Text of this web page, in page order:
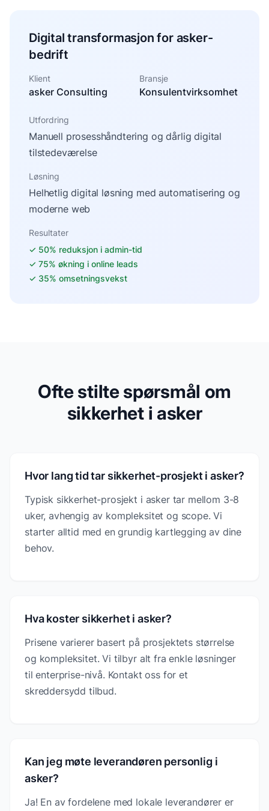
Digital transformasjon for asker-
bedrift
Klient
asker Consulting
Bransje
Konsulentvirksomhet
Utfordring
Manuell prosesshåndtering og dårlig digital
tilstedeværelse
Løsning
Helhetlig digital løsning med automatisering og
moderne web
Resultater
✓ 50% reduksjon i admin-tid
✓ 75% økning i online leads
✓ 35% omsetningsvekst
Ofte stilte spørsmål om
sikkerhet i asker
Hvor lang tid tar sikkerhet-prosjekt i asker?
Typisk sikkerhet-prosjekt i asker tar mellom 3-8
uker, avhengig av kompleksitet og scope. Vi
starter alltid med en grundig kartlegging av dine
behov.
Hva koster sikkerhet i asker?
Prisene varierer basert på prosjektets størrelse
og kompleksitet. Vi tilbyr alt fra enkle løsninger
til enterprise-nivå. Kontakt oss for et
skreddersydd tilbud.
Kan jeg møte leverandøren personlig i
asker?
Ja! En av fordelene med lokale leverandører er